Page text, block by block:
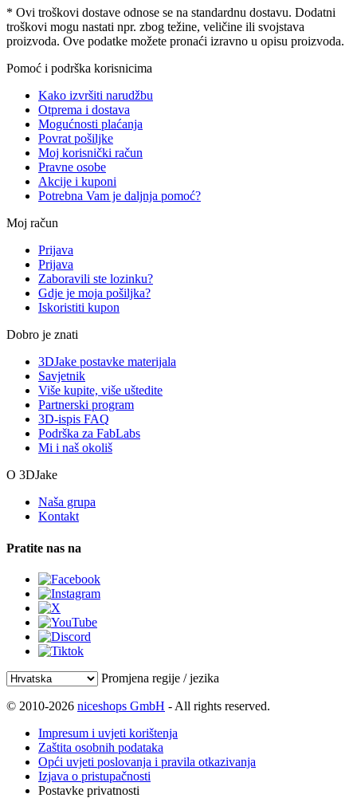
* Ovi troškovi dostave odnose se na standardnu ​​dostavu. Dodatni
troškovi mogu nastati npr. zbog težine, veličine ili svojstava
proizvoda. Ove podatke možete pronaći izravno u opisu proizvoda.
Pomoć i podrška korisnicima
Kako izvršiti narudžbu
Otprema i dostava
Mogućnosti plaćanja
Povrat pošiljke
Moj korisnički račun
Pravne osobe
Akcije i kuponi
Potrebna Vam je daljnja pomoć?
Moj račun
Prijava
Prijava
Zaboravili ste lozinku?
Gdje je moja pošiljka?
Iskoristiti kupon
Dobro je znati
3DJake postavke materijala
Savjetnik
Više kupite, više uštedite
Partnerski program
3D-ispis FAQ
Podrška za FabLabs
Mi i naš okoliš
O 3DJake
Naša grupa
Kontakt
Pratite nas na
Promjena regije / jezika
© 2010-2026 niceshops GmbH - All rights reserved.
Impresum i uvjeti korištenja
Zaštita osobnih podataka
Opći uvjeti poslovanja i pravila otkazivanja
Izjava o pristupačnosti
Postavke privatnosti